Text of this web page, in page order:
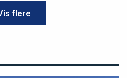
flere